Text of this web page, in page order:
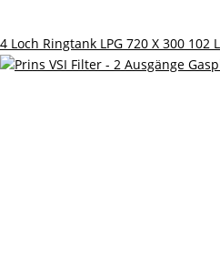
4 Loch Ringtank LPG 720 X 300 102